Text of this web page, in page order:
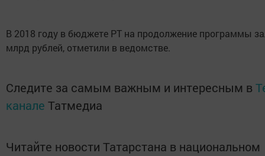
В 2018 году в бюджете РТ на продолжение программы
млрд рублей, отметили в ведомстве.
Следите за самым важным и интересным в
канале Татмедиа
Читайте новости Татарстана в национальном